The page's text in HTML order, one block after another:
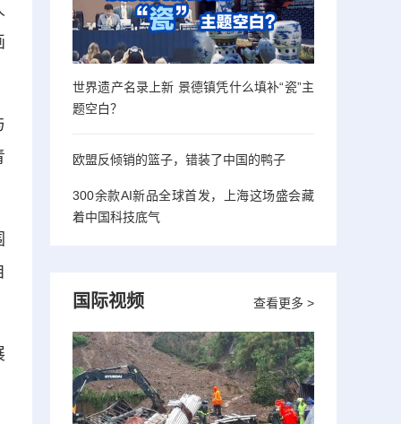
世界遗产名录上新 景德镇凭什么填补“瓷”主
题空白？
欧盟反倾销的篮子，错装了中国的鸭子
300余款AI新品全球首发，上海这场盛会藏
着中国科技底气
查看更多 >
国际视频